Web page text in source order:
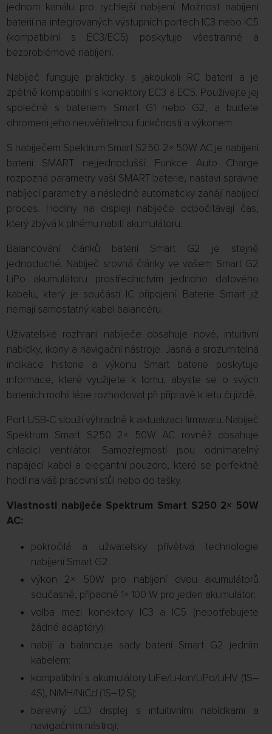
jednom kanálu pro rychlejší nabíjení. Možnost nabíjení
baterií na integrovaných výstupních portech IC3 nebo IC5
(kompatibilní s EC3/EC5) poskytuje všestranné a
bezproblémové nabíjení.
Nabíječ funguje prakticky s jakoukoli RC baterií a je
zpětně kompatibilní s konektory EC3 a EC5. Používejte jej
společně s bateriemi Smart G1 nebo G2, a budete
ohromeni jeho neuvěřitelnou funkčností a výkonem.
S nabíječem Spektrum Smart S250 2× 50W AC je nabíjení
baterií SMART nejjednodušší. Funkce Auto Charge
rozpozná parametry vaší SMART baterie, nastaví správné
nabíjecí parametry a následně automaticky zahájí nabíjecí
proces. Hodiny na displeji nabíječe odpočítávají čas,
který zbývá k plnému nabití akumulátoru.
Balancování článků baterií Smart G2 je stejně
jednoduché. Nabíječ srovná články ve vašem Smart G2
LiPo akumulátoru prostřednictvím jednoho datového
kabelu, který je součástí IC připojení. Baterie Smart již
nemají samostatný kabel balancéru.
Uživatelské rozhraní nabíječe obsahuje nové, intuitivní
nabídky, ikony a navigační nástroje. Jasná a srozumitelná
indikace historie a výkonu Smart baterie poskytuje
informace, které využijete k tomu, abyste se o svých
bateriích mohli lépe rozhodovat při přípravě k letu či jízdě.
Port USB-C slouží výhradně k aktualizaci firmwaru. Nabíječ
Spektrum Smart S250 2× 50W AC rovněž obsahuje
chladicí ventilátor. Samozřejmostí jsou odnímatelný
napájecí kabel a elegantní pouzdro, které se perfektně
hodí na váš pracovní stůl nebo do tašky.
Vlastnosti nabíječe Spektrum Smart S250 2× 50W
AC:
pokročilá a uživatelsky přívětivá technologie
nabíjení Smart G2;
výkon 2× 50W pro nabíjení dvou akumulátorů
současně, případně 1× 100 W pro jeden akumulátor;
volba mezi konektory IC3 a IC5 (nepotřebujete
žádné adaptéry);
nabíjí a balancuje sady baterií Smart G2 jedním
kabelem;
kompatibilní s akumulátory LiFe/Li-Ion/LiPo/LiHV (1S–
4S), NiMH/NiCd (1S–12S);
barevný LCD displej s intuitivními nabídkami a
navigačními nástroji;